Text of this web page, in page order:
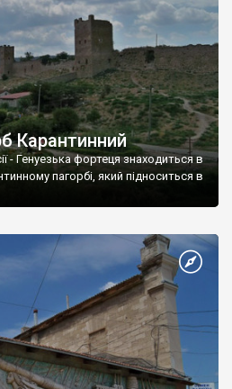
Карантинний
- Генуезька фортеця знаходиться в
пагорбі, який підноситься в